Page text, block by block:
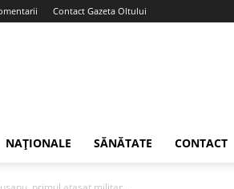
Contact Gazeta Oltului
NAȚIONALE SĂNĂTATE CONTACT